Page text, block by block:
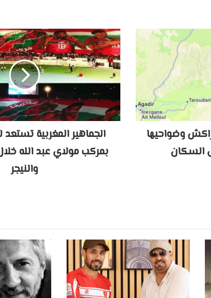
وضواحيها
السكان
الجماهير المغربية تستعد
بمركب مولاي عبد الله
والنيجر